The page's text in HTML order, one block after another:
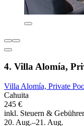
4. Villa Alomía,
Villa Alomía, Private
Cahuita
245 €
inkl. Steuern &
20. Aug.–21. Aug.